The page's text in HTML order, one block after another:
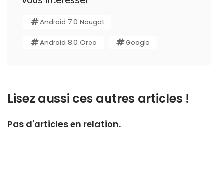
Android 7.0 Nougat
Android 8.0 Oreo Google
Lisez aussi ces autres articles !
Pas d'articles en relation.